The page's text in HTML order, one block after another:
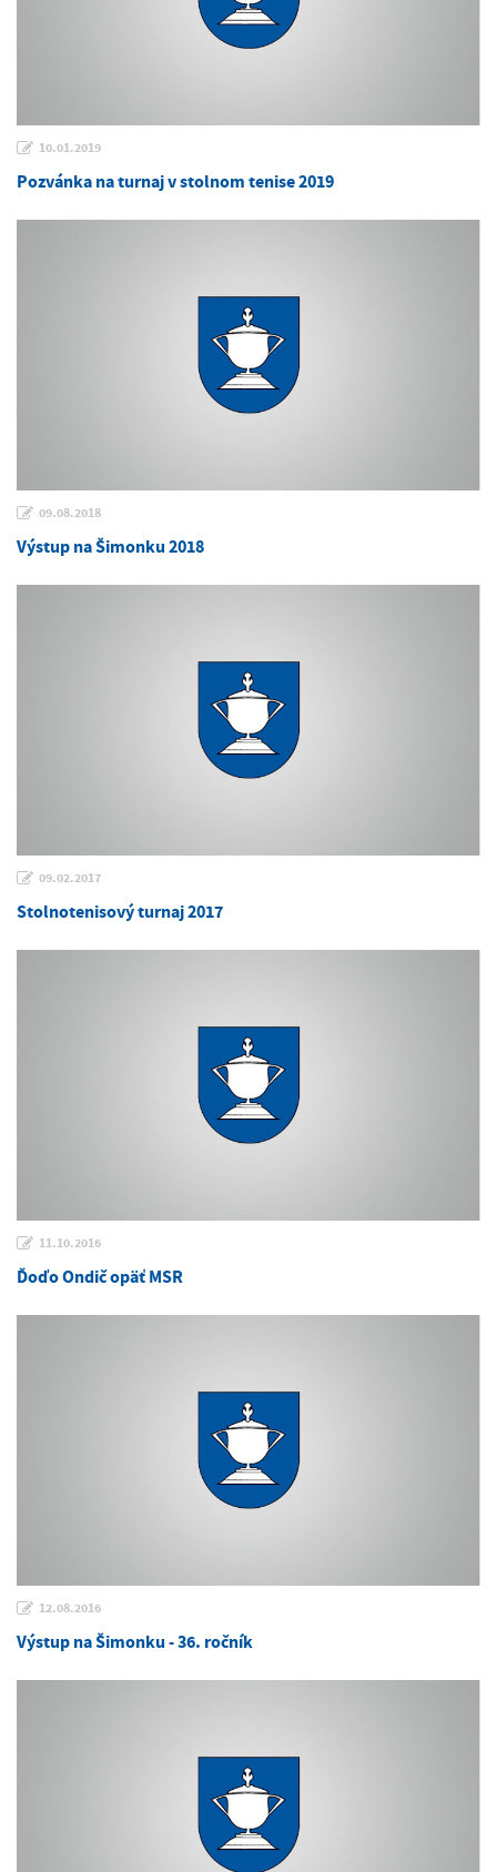
10.01.2019
Pozvánka na turnaj v stolnom tenise 2019
09.08.2018
Výstup na Šimonku 2018
09.02.2017
Stolnotenisový turnaj 2017
11.10.2016
Ďoďo Ondič opäť MSR
12.08.2016
Výstup na Šimonku - 36. ročník